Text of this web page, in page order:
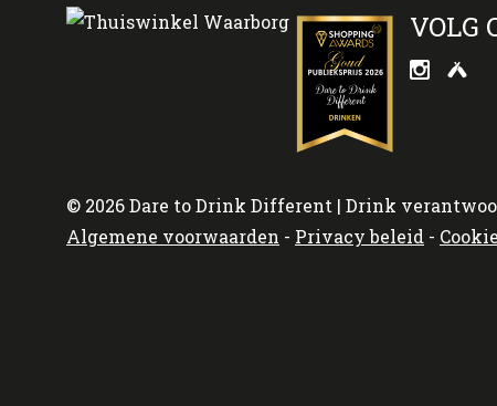
VOLG
© 2026 Dare to Drink Different | Drink
Algemene voorwaarden - Privacy beleid -